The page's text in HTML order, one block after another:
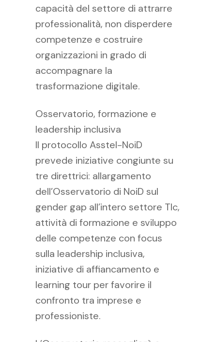
capacità del settore di attrarre
professionalità, non disperdere
competenze e costruire
organizzazioni in grado di
accompagnare la
trasformazione digitale.
Osservatorio, formazione e
leadership inclusiva
Il protocollo Asstel-NoiD
prevede iniziative congiunte su
tre direttrici: allargamento
dell’Osservatorio di NoiD sul
gender gap all’intero settore Tlc,
attività di formazione e sviluppo
delle competenze con focus
sulla leadership inclusiva,
iniziative di affiancamento e
learning tour per favorire il
confronto tra imprese e
professioniste.